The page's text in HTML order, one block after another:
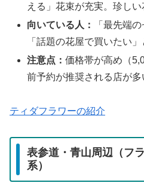
える」花束が充実。珍しい
向いている人：
「最先端
「話題の花屋で買いたい」
注意点：価格帯が高め（
前予約が推奨される店が多
ティダフラワーの紹介
表参道・青山周辺（フ
系）